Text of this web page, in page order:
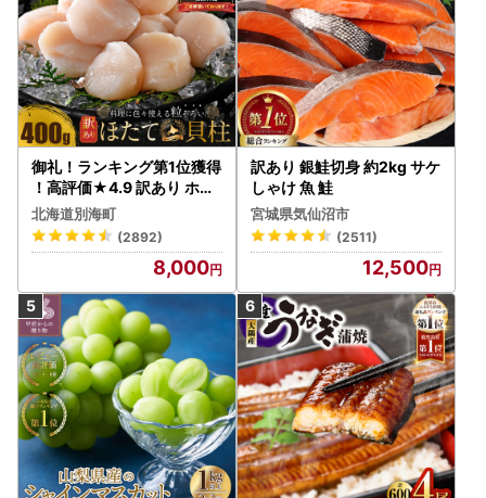
御礼！ランキング第1位獲得
！高評価★4.9 訳あり ホタ
テ 400g（ほたて 帆立 貝柱
冷凍 ）
北海道別海町
(2892)
8,000
訳あり 銀鮭切身 約2kg サケ
しゃけ 魚 鮭
宮城県気仙沼市
(2511)
12,500